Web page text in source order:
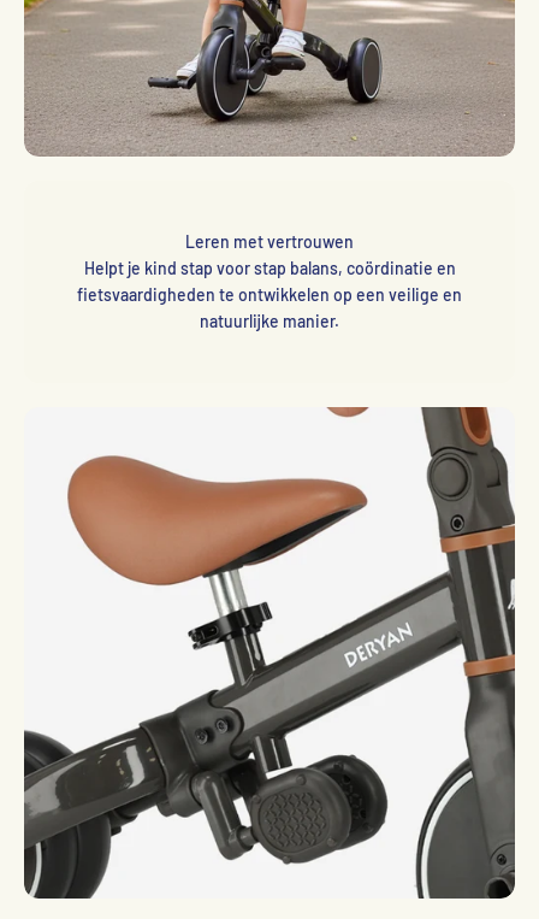
Leren met vertrouwen
Helpt je kind stap voor stap balans, coördinatie en
fietsvaardigheden te ontwikkelen op een veilige en
natuurlijke manier.